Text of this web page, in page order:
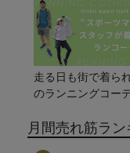
走る日も街で着ら
のランニングコー
月間売れ筋ラ